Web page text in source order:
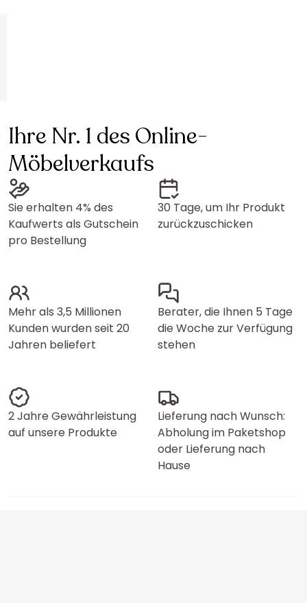
Ihre Nr. 1 des Online-
Möbelverkaufs
Sie erhalten 4% des
Kaufwerts als Gutschein
pro Bestellung
30 Tage, um Ihr Produkt
zurückzuschicken
Mehr als 3,5 Millionen
Kunden wurden seit 20
Jahren beliefert
Berater, die Ihnen 5 Tage
die Woche zur Verfügung
stehen
2 Jahre Gewährleistung
auf unsere Produkte
Lieferung nach Wunsch:
Abholung im Paketshop
oder Lieferung nach
Hause